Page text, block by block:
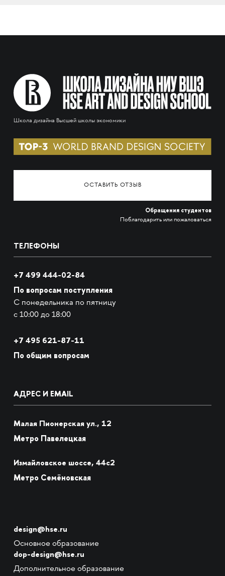
Школа дизайна Высшей школы экономики
ОСТАВИТЬ ОТЗЫВ
Обращения студентов
Поблагодарить или пожаловаться
ТЕЛЕФОНЫ
+7 499 444-02-84
По вопросам поступления
С понедельника по пятницу
с 10:00 до 18:00
+7 495 621-87-11
По общим вопросам
АДРЕС И EMAIL
Малая Пионерская ул., 12
Метро Павелецкая
Измайловское шоссе, 44с2
Метро Семёновская
design@hse.ru
Основное образование
dop-design@hse.ru
Дополнительное образование